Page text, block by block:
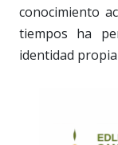
conocimiento
tiempos ha
identidad